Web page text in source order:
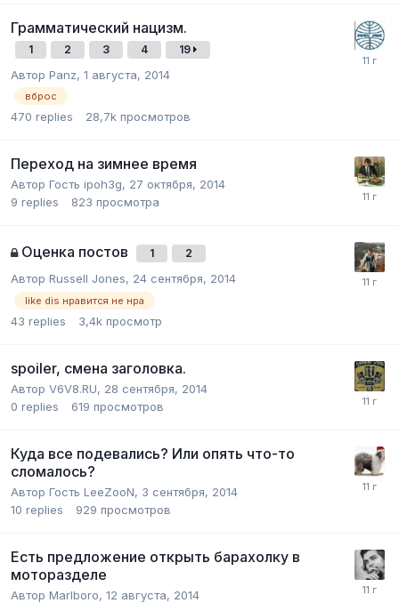
Грамматический нацизм.
1 2 3 4 19
Автор Panz, 1 августа, 2014
вброс
470 replies 28,7k просмотров
Переход на зимнее время
Автор Гость ipoh3g, 27 октября, 2014
9 replies 823 просмотра
Оценка постов 1 2
Автор Russell Jones, 24 сентября, 2014
like dis нравится не нра
43 replies 3,4k просмотр
spoiler, смена заголовка.
Автор V6V8.RU, 28 сентября, 2014
0 replies 619 просмотров
Куда все подевались? Или опять что-то
сломалось?
Автор Гость LeeZooN, 3 сентября, 2014
10 replies 929 просмотров
Есть предложение открыть барахолку в
моторазделе
Автор Marlboro, 12 августа, 2014